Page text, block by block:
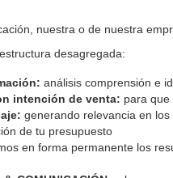
nuestra o de nuestra
desagregada:
análisis comprensión e
intención de venta: para que
generando relevancia en
de tu presupuesto
en forma permanente los